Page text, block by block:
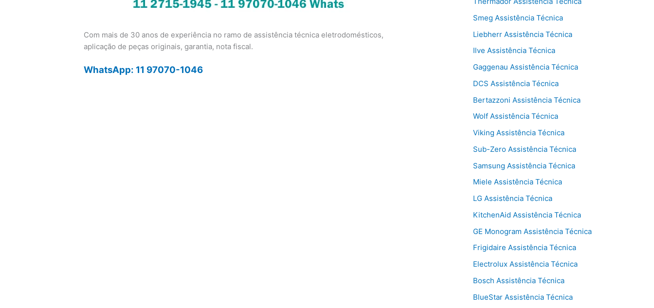
Com mais de 30 anos de experiência no ramo de assistência técnica eletrodomésticos,
aplicação de peças originais, garantia, nota fiscal.
WhatsApp: 11 97070-1046
Smeg Assistência Técnica
Liebherr Assistência Técnica
Ilve Assistência Técnica
Gaggenau Assistência Técnica
DCS Assistência Técnica
Bertazzoni Assistência Técnica
Wolf Assistência Técnica
Viking Assistência Técnica
Sub-Zero Assistência Técnica
Samsung Assistência Técnica
Miele Assistência Técnica
LG Assistência Técnica
KitchenAid Assistência Técnica
GE Monogram Assistência Técnica
Frigidaire Assistência Técnica
Electrolux Assistência Técnica
Bosch Assistência Técnica
BlueStar Assistência Técnica